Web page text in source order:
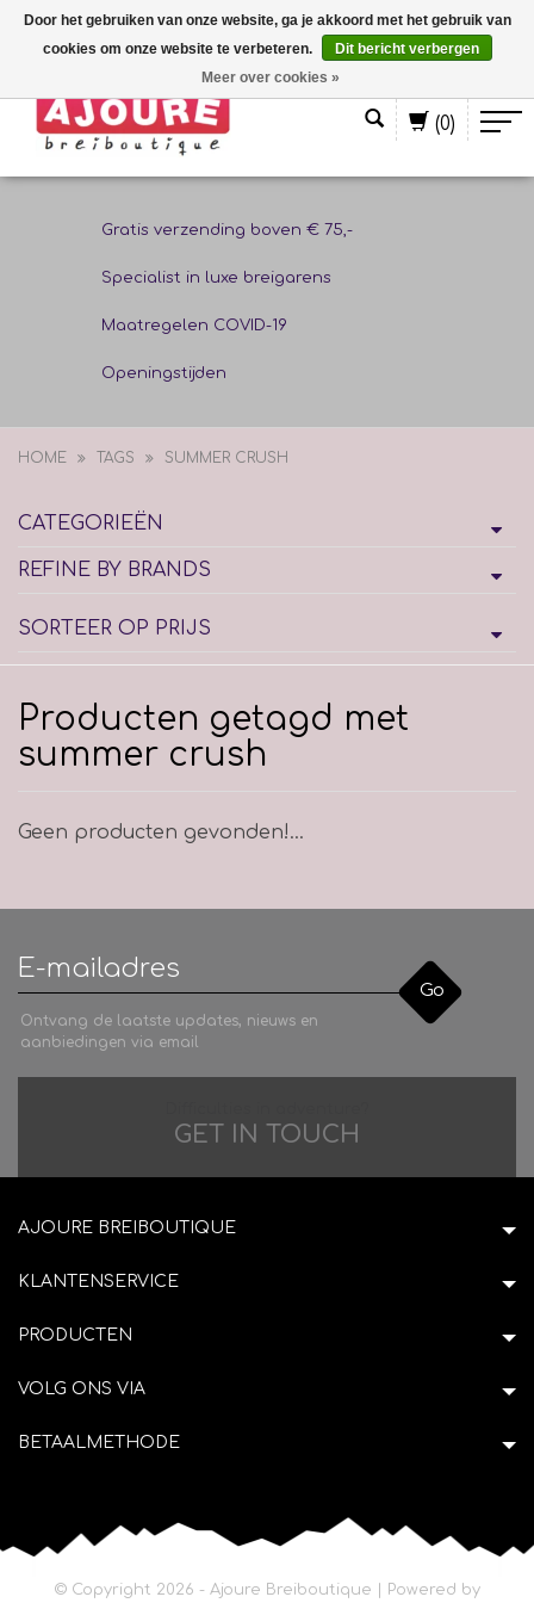
(0)
Gratis verzending boven € 75,-
Specialist in luxe breigarens
Maatregelen COVID-19
Openingstijden
HOME TAGS SUMMER CRUSH
CATEGORIEËN
REFINE BY BRANDS
SORTEER OP PRIJS
Producten getagd met
summer crush
Geen producten gevonden!...
Go
Ontvang de laatste updates, nieuws en
aanbiedingen via email
GET IN TOUCH
AJOURE BREIBOUTIQUE
KLANTENSERVICE
PRODUCTEN
VOLG ONS VIA
BETAALMETHODE
© Copyright 2026 - Ajoure Breiboutique | Powered by
Door het gebruiken van onze website, ga je akkoord met het gebruik van
cookies om onze website te verbeteren.
Dit bericht verbergen
Meer over cookies »